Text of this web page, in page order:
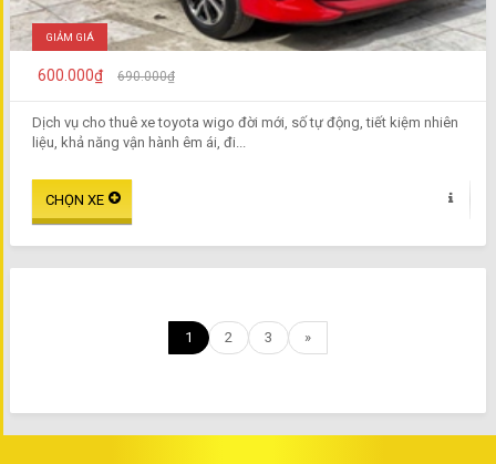
GIẢM GIÁ
600.000₫ 690.000₫
Dịch vụ cho thuê xe toyota wigo đời mới, số tự động, tiết kiệm nhiên
liệu, khả năng vận hành êm ái, đi...
1 2 3 »